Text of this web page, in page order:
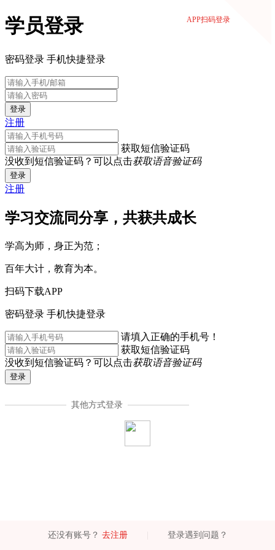
学员登录
密码登录 手机快捷登录
登录
注册
获取短信验证码
没收到短信验证码？可以点击获取语音验证码
登录
注册
学习交流同分享，共获共成长
学高为师，身正为范；
百年大计，教育为本。
扫码下载APP
APP扫码登录
密码登录 手机快捷登录
请填入正确的手机号！
获取短信验证码
没收到短信验证码？可以点击获取语音验证码
登录
其他方式登录
还没有账号？ 去注册 登录遇到问题？